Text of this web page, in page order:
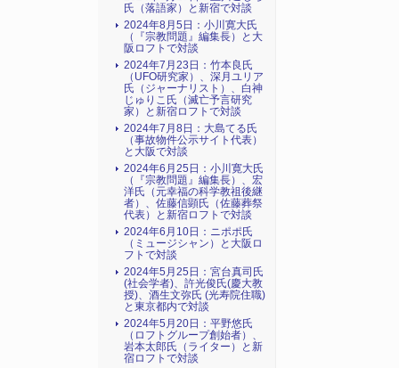
氏（落語家）と新宿で対談
2024年8月5日：小川寛大氏
（『宗教問題』編集長）と大
阪ロフトで対談
2024年7月23日：竹本良氏
（UFO研究家）、深月ユリア
氏（ジャーナリスト）、白神
じゅりこ氏（滅亡予言研究
家）と新宿ロフトで対談
2024年7月8日：大島てる氏
（事故物件公示サイト代表）
と大阪で対談
2024年6月25日：小川寛大氏
（『宗教問題』編集長）、宏
洋氏（元幸福の科学教祖後継
者）、佐藤信顕氏（佐藤葬祭
代表）と新宿ロフトで対談
2024年6月10日：ニポポ氏
（ミュージシャン）と大阪ロ
フトで対談
2024年5月25日：宮台真司氏
(社会学者)、許光俊氏(慶大教
授)、酒生文弥氏 (光寿院住職)
と東京都内で対談
2024年5月20日：平野悠氏
（ロフトグループ創始者）、
岩本太郎氏（ライター）と新
宿ロフトで対談